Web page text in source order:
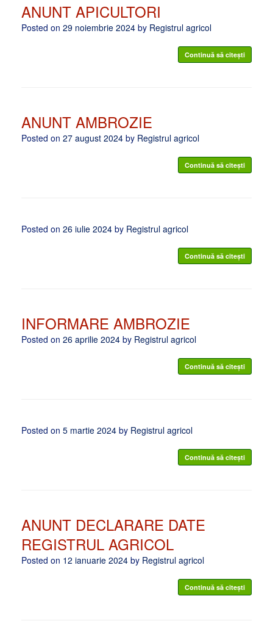
ANUNT APICULTORI
Posted on 29 noiembrie 2024 by Registrul agricol
Continuă să citești
ANUNT AMBROZIE
Posted on 27 august 2024 by Registrul agricol
Continuă să citești
Posted on 26 iulie 2024 by Registrul agricol
Continuă să citești
INFORMARE AMBROZIE
Posted on 26 aprilie 2024 by Registrul agricol
Continuă să citești
Posted on 5 martie 2024 by Registrul agricol
Continuă să citești
ANUNT DECLARARE DATE
REGISTRUL AGRICOL
Posted on 12 ianuarie 2024 by Registrul agricol
Continuă să citești